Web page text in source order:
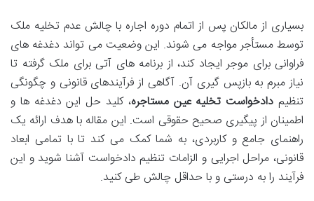
بسیاری از مالکان پس از اتمام دوره اجاره با چالش عدم تخلیه ملک
توسط مستأجر مواجه می شوند. این وضعیت می تواند دغدغه های
فراوانی برای موجر ایجاد کند، از برنامه های آتی برای ملک گرفته تا
نیاز مبرم به بازپس گیری آن. آگاهی از فرآیندهای قانونی و چگونگی
تنظیم دادخواست تخلیه عین مستاجره، کلید حل این دغدغه ها و
اطمینان از پیگیری صحیح حقوقی است. این مقاله با هدف ارائه یک
راهنمای جامع و کاربردی، به شما کمک می کند تا با تمامی ابعاد
قانونی، مراحل اجرایی و الزامات تنظیم دادخواست آشنا شوید و این
فرآیند را به درستی و با حداقل چالش طی کنید.